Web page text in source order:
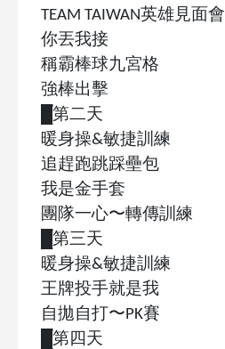
TEAM TAIWAN英雄見面會
你丟我接
稱霸棒球九宮格
強棒出擊
第二天
暖身操&敏捷訓練
追趕跑跳踩壘包
我是金手套
團隊一心〜轉傳訓練
第三天
暖身操&敏捷訓練
王牌投手就是我
自拋自打〜PK賽
第四天